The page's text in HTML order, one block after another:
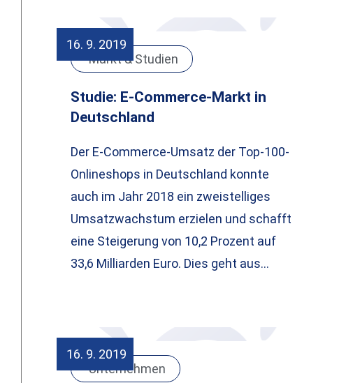
16. 9. 2019
Markt & Studien
Studie: E-Commerce-Markt in
Deutschland
Der E-Commerce-Umsatz der Top-100-
Onlineshops in Deutschland konnte
auch im Jahr 2018 ein zweistelliges
Umsatzwachstum erzielen und schafft
eine Steigerung von 10,2 Prozent auf
33,6 Milliarden Euro. Dies geht aus…
16. 9. 2019
Unternehmen